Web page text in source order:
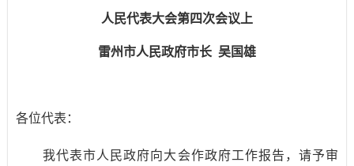
人民代表大会第四次会议上
雷州市人民政府市长 吴国雄
各位代表：
我代表市人民政府向大会作政府工作报告，请予审